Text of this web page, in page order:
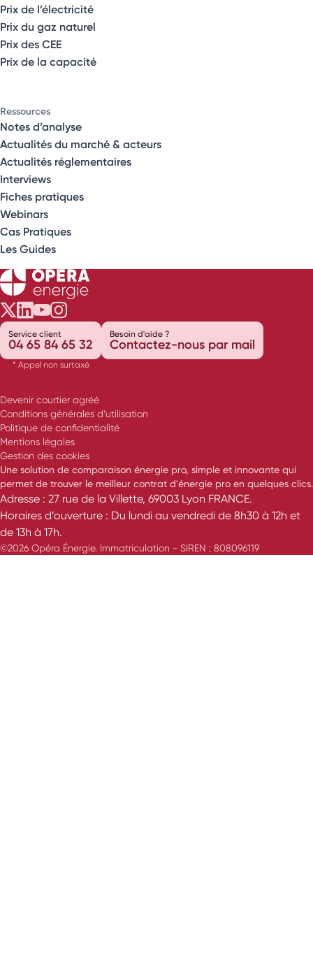
Prix de l’électricité
Prix du gaz naturel
Prix des CEE
Prix de la capacité
Ressources
Notes d’analyse
Actualités du marché & acteurs
Actualités réglementaires
Interviews
Fiches pratiques
Webinars
Cas Pratiques
Les Guides
Opéra Énergie sur Twitter
Opéra Énergie sur LinkedIn
Opéra Énergie sur Youtube
Opéra Énergie sur Instagram
Service client
04 65 84 65 32
* Appel non surtaxé
Besoin d'aide ?
Contactez-nous par mail
Devenir courtier agréé
Conditions générales d’utilisation
Politique de confidentialité
Mentions légales
Gestion des cookies
Une solution de comparaison énergie pro, simple et innovante qui
permet de trouver le meilleur contrat d'énergie pro en quelques clics.
Adresse : 27 rue de la Villette, 69003 Lyon FRANCE.
Horaires d’ouverture : Du lundi au vendredi de 8h30 à 12h et
de 13h à 17h.
©2026 Opéra Énergie. Immatriculation - SIREN : 808096119